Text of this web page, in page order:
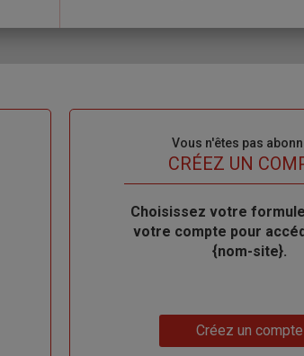
Vous n'êtes pas
TITRECRÉEZ UN
Body
Choisissez votre
votre compte pour
{nom-site}.
Créez un compte